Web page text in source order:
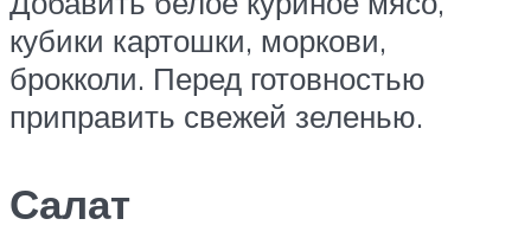
кубики картошки, моркови,
брокколи. Перед готовностью
приправить свежей зеленью.
Салат